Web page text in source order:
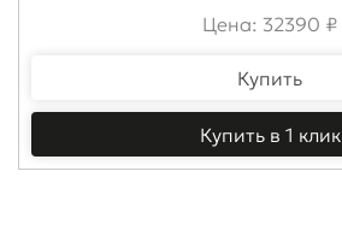
Цена: 32390 ₽
Купить
Купить в 1 клик